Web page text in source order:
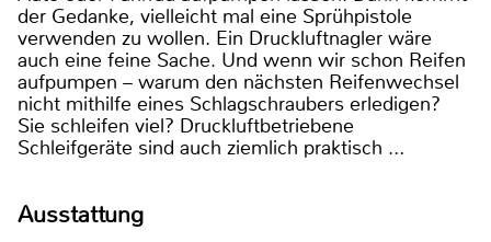
der Gedanke, vielleicht mal eine Sprühpistole
verwenden zu wollen. Ein Druckluftnagler wäre
auch eine feine Sache. Und wenn wir schon Reifen
aufpumpen – warum den nächsten Reifenwechsel
nicht mithilfe eines Schlagschraubers erledigen?
Sie schleifen viel? Druckluftbetriebene
Schleifgeräte sind auch ziemlich praktisch …
Ausstattung